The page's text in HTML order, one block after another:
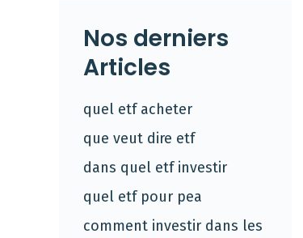
Nos derniers
Articles
quel etf acheter
que veut dire etf
dans quel etf investir
quel etf pour pea
comment investir dans les